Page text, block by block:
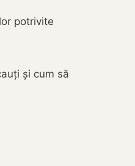
potrivite
și cum să